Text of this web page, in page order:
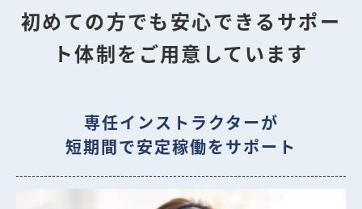
初めての方でも安心できるサポー
ト体制をご用意しています
専任インストラクターが
短期間で安定稼働をサポート